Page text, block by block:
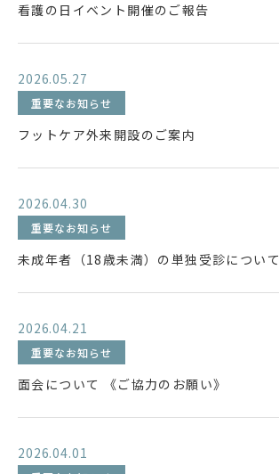
看護の日イベント開催のご報告
2026.05.27
重要なお知らせ
フットケア外来開設のご案内
2026.04.30
重要なお知らせ
未成年者（18歳未満）の単独受診について
2026.04.21
重要なお知らせ
面会について 《ご協力のお願い》
2026.04.01